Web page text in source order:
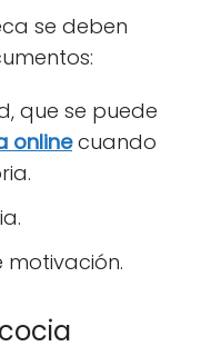
se deben
que se puede
onlinecuando